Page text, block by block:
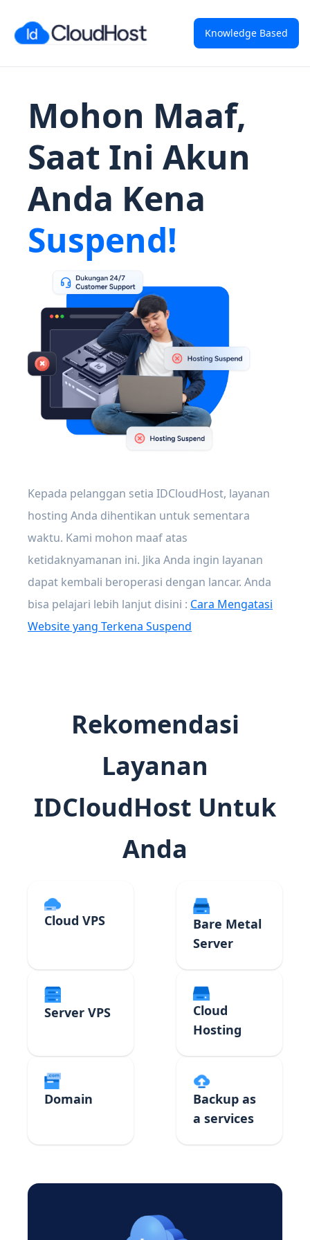
Knowledge Based
Mohon Maaf,
Saat Ini Akun
Anda Kena
Suspend!
Kepada pelanggan setia IDCloudHost, layanan
hosting Anda dihentikan untuk sementara
waktu. Kami mohon maaf atas
ketidaknyamanan ini. Jika Anda ingin layanan
dapat kembali beroperasi dengan lancar. Anda
bisa pelajari lebih lanjut disini : Cara Mengatasi
Website yang Terkena Suspend
Rekomendasi
Layanan
IDCloudHost Untuk
Anda
Cloud VPS
Bare Metal
Server
Server VPS
Cloud
Hosting
Domain
Backup as
a services